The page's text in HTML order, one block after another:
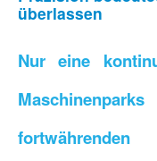
überlassen
Nur eine